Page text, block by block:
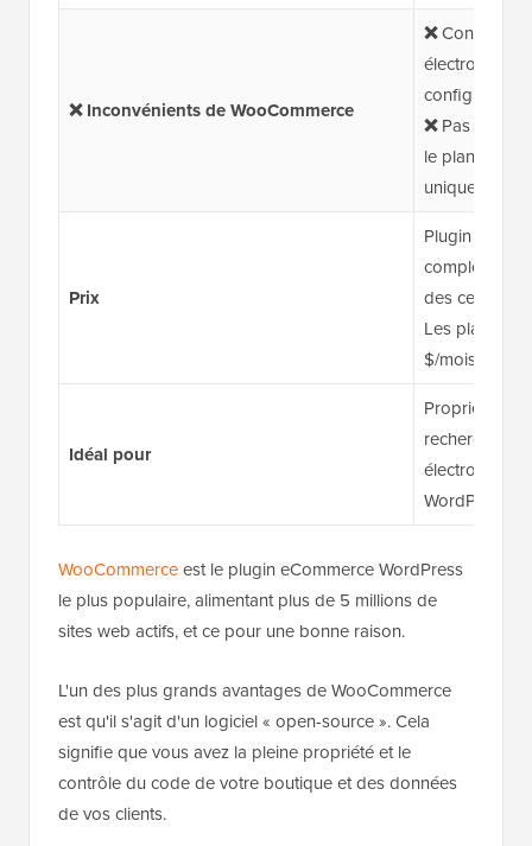
❌ Inconvénients de WooCommerce
❌
électronique
configurer
❌Pas de
le plan Woo
uniquement
Prix
Plugin gratuit
des
Les plans
$/mois
Idéal pour
Propriétaires
recherche
électronique
WordPress
WooCommerceest le plugin eCommerce WordPress
le plus populaire, alimentant plus de 5 millions de
sites web actifs, et ce pour une bonne raison.
L'un des plus grands avantages de WooCommerce
est qu'il s'agit d'un logiciel « open-source ». Cela
signifie que vous avez la pleine propriété et le
contrôle du code de votre boutique et des données
de vos clients.